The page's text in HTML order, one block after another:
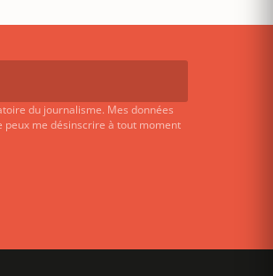
du journalisme. Mes données
peux me désinscrire à tout moment